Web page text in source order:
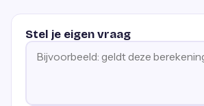
Stel je eigen vraag